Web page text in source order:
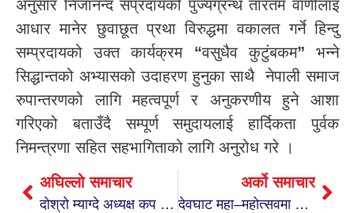
अनुसार निजानन्द संप्रदायको पुज्यग्रन्थ तारतम वाणीलाइ
आधार मानेर छुवाछूत प्रथा विरुद्धमा वकालत गर्ने हिन्दु
सम्प्रदायको उक्त कार्यक्रम “वसुधैव कुटुंबकम”भन्ने
सिद्धान्तको अभ्यासको उदाहरण हुनुका साथै नेपाली समाज
रुपान्तरणको लागि महत्वपूर्ण र अनुकरणीय हुने आशा
गरिएको बताउँदै सम्पूर्ण समुदायलाई हार्दिकता पुर्वक
निमन्त्रणा सहित सहभागिताको लागि अनुरोध गरे ।
अघिल्लो समाचार
दोश्रो म्याग्दे अध्यक्ष कप फुटवल प्रतियोगिताबारे जानकारी दिन पोखरामा पत्रकार सम्मेलन
अर्को समाचार
देवघाट महा–महोत्सवमा सांसद न्यौपानेः देवघाटप्रति सारा नेपालीले गर्व गर्छन्